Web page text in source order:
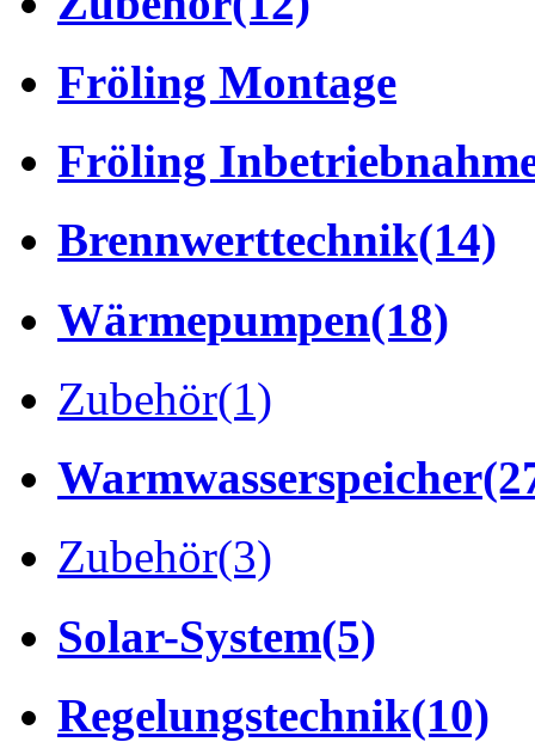
Fröling Montage
Fröling
Brennwerttechnik(14)
Wärmepumpen(18)
Zubehör(1)
Warmwasserspeicher
Zubehör(3)
Solar-System(5)
Regelungstechnik(10)